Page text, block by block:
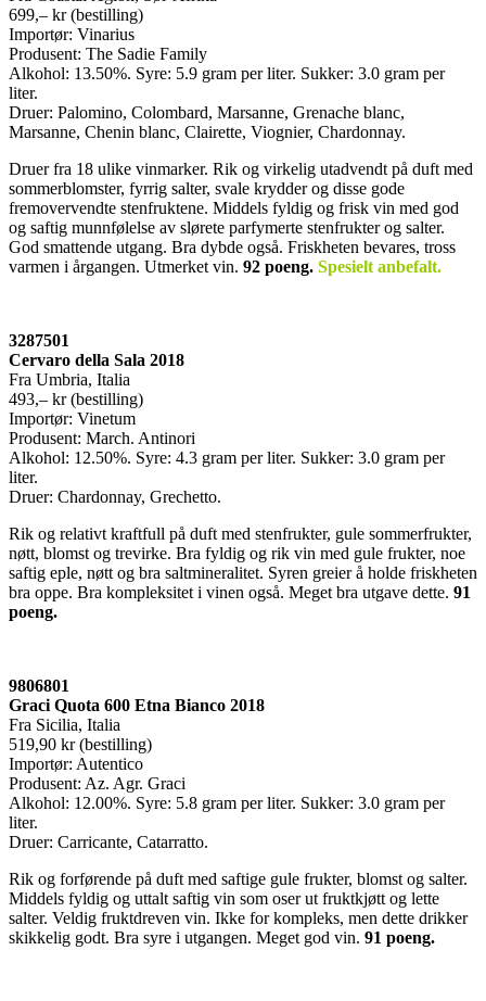
699,– kr (bestilling)
Importør: Vinarius
Produsent: The Sadie Family
Alkohol: 13.50%. Syre: 5.9 gram per liter. Sukker: 3.0 gram per
liter.
Druer: Palomino, Colombard, Marsanne, Grenache blanc,
Marsanne, Chenin blanc, Clairette, Viognier, Chardonnay.
Druer fra 18 ulike vinmarker. Rik og virkelig utadvendt på duft med
sommerblomster, fyrrig salter, svale krydder og disse gode
fremovervendte stenfruktene. Middels fyldig og frisk vin med god
og saftig munnfølelse av slørete parfymerte stenfrukter og salter.
God smattende utgang. Bra dybde også. Friskheten bevares, tross
varmen i årgangen. Utmerket vin. 92 poeng. Spesielt anbefalt.
3287501
Cervaro della Sala 2018
Fra Umbria, Italia
493,– kr (bestilling)
Importør: Vinetum
Produsent: March. Antinori
Alkohol: 12.50%. Syre: 4.3 gram per liter. Sukker: 3.0 gram per
liter.
Druer: Chardonnay, Grechetto.
Rik og relativt kraftfull på duft med stenfrukter, gule sommerfrukter,
nøtt, blomst og trevirke. Bra fyldig og rik vin med gule frukter, noe
saftig eple, nøtt og bra saltmineralitet. Syren greier å holde friskheten
bra oppe. Bra kompleksitet i vinen også. Meget bra utgave dette. 91
poeng.
9806801
Graci Quota 600 Etna Bianco 2018
Fra Sicilia, Italia
519,90 kr (bestilling)
Importør: Autentico
Produsent: Az. Agr. Graci
Alkohol: 12.00%. Syre: 5.8 gram per liter. Sukker: 3.0 gram per
liter.
Druer: Carricante, Catarratto.
Rik og forførende på duft med saftige gule frukter, blomst og salter.
Middels fyldig og uttalt saftig vin som oser ut fruktkjøtt og lette
salter. Veldig fruktdreven vin. Ikke for kompleks, men dette drikker
skikkelig godt. Bra syre i utgangen. Meget god vin. 91 poeng.